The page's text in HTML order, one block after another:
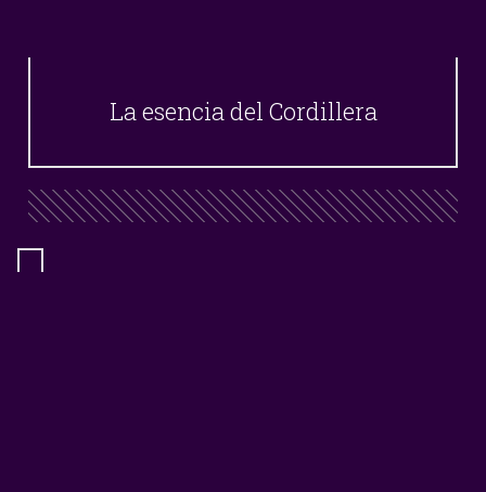
La esencia del Cordillera